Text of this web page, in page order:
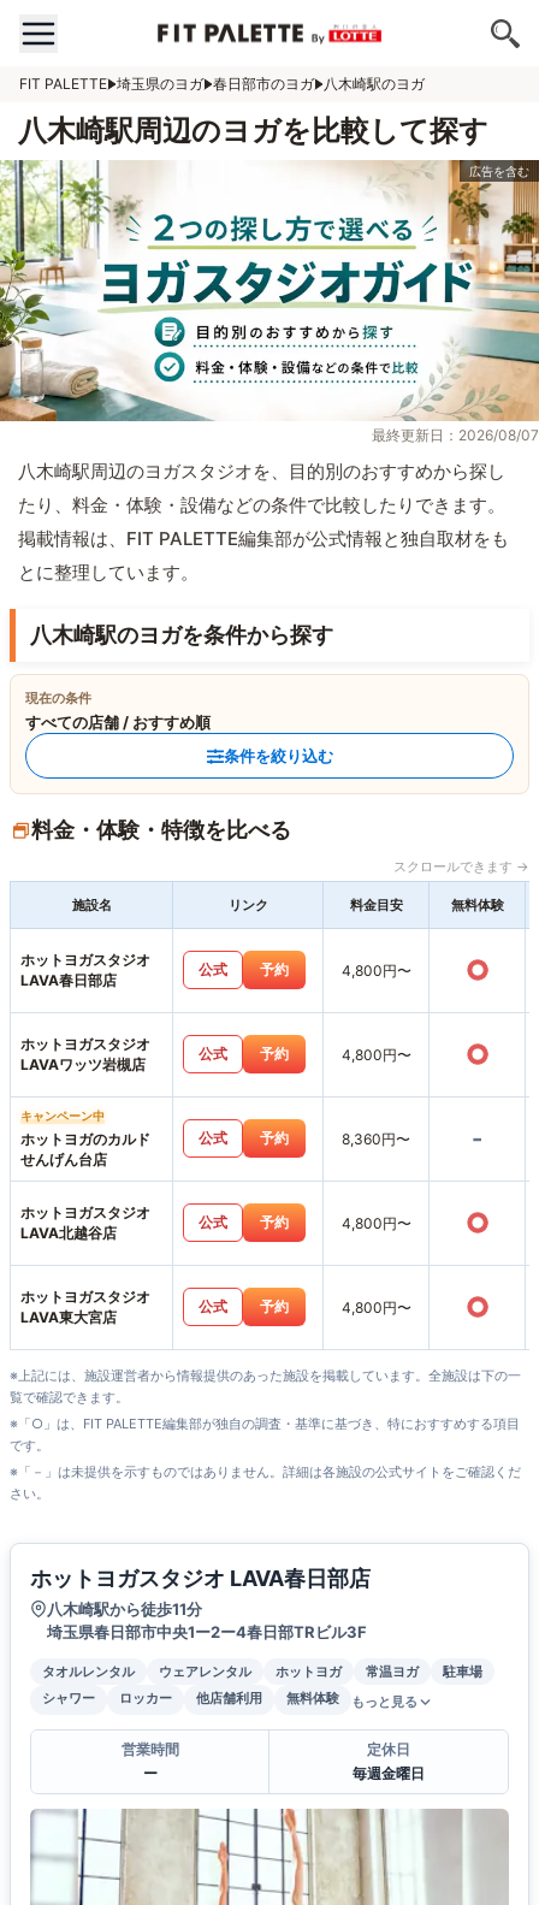
FIT PALETTE 埼玉県のヨガ 春日部市のヨガ 八木崎駅のヨガ
八木崎駅周辺のヨガを比較して探す
最終更新日：2026/08/07
八木崎駅周辺のヨガスタジオを、目的別のおすすめから探し
たり、料金・体験・設備などの条件で比較したりできます。
掲載情報は、FIT PALETTE編集部が公式情報と独自取材をも
とに整理しています。
八木崎駅のヨガを条件から探す
現在の条件
すべての店舗 / おすすめ順
条件を絞り込む
料金・体験・特徴を比べる
スクロールできます →
施設名 リンク 料金目安 無料体験
ホットヨガスタジオ
LAVA春日部店
公式 予約 4,800円〜 ○
ホットヨガスタジオ
LAVAワッツ岩槻店
公式 予約 4,800円〜 ○
キャンペーン中
ホットヨガのカルド
せんげん台店
公式 予約 8,360円〜 -
ホットヨガスタジオ
LAVA北越谷店
公式 予約 4,800円〜 ○
ホットヨガスタジオ
LAVA東大宮店
公式 予約 4,800円〜 ○
※上記には、施設運営者から情報提供のあった施設を掲載しています。全施設は下の一
覧で確認できます。
※「○」は、FIT PALETTE編集部が独自の調査・基準に基づき、特におすすめする項目
です。
※「－」は未提供を示すものではありません。詳細は各施設の公式サイトをご確認くだ
さい。
ホットヨガスタジオ LAVA春日部店
八木崎駅から徒歩11分
埼玉県春日部市中央1ー2ー4春日部TRビル3F
タオルレンタル ウェアレンタル ホットヨガ 常温ヨガ
駐車場
シャワー
ロッカー 他店舗利用 無料体験 もっと見る
営業時間
ー
定休日
毎週金曜日